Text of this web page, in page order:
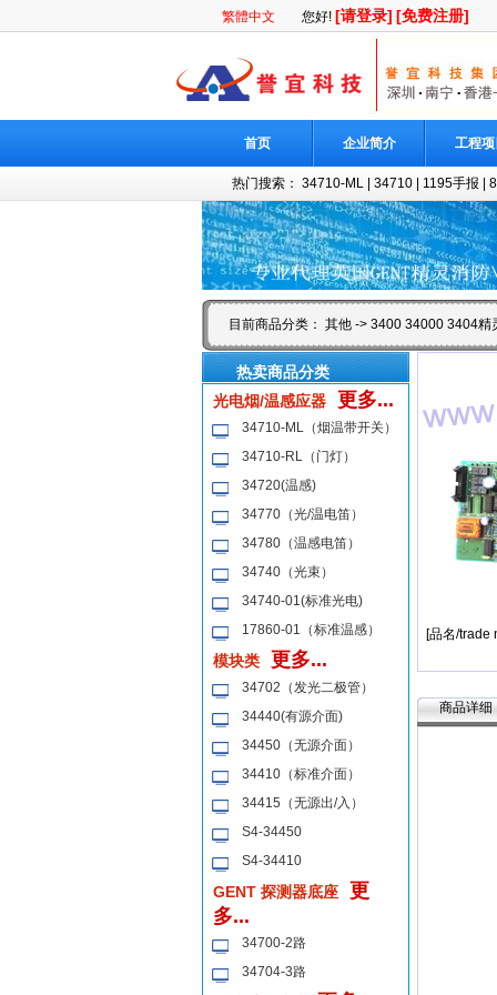
繁體中文 您好! [请登录] [免费注册]
首页 企业简介 工程项
热门搜索： 34710-ML 34710 1195手报
目前商品分类： 其他 -> 3400 34000 3404精
热卖商品分类
光电烟/温感应器
更多...
34710-ML（烟温带开关）
34710-RL（门灯）
34720(温感)
34770（光/温电笛）
34780（温感电笛）
34740（光束）
34740-01(标准光电)
17860-01（标准温感）
模块类 更多...
34702（发光二极管）
34440(有源介面)
34450（无源介面）
34410（标准介面）
34415（无源出/入）
S4-34450
S4-34410
GENT 探测器底座
更
多...
34700-2路
34704-3路
[品名/trade
商品详细